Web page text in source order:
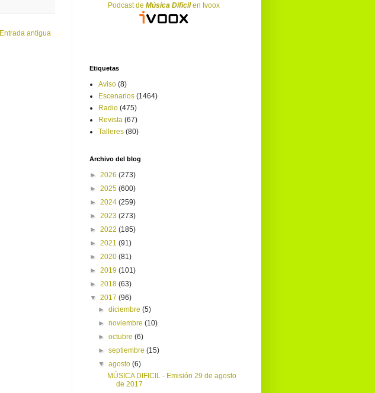
Entrada antigua
Podcast de Música Difícilen Ivoox
Etiquetas
Aviso (8)
Escenarios (1464)
Radio (475)
Revista (67)
Talleres (80)
Archivo del blog
► 2026 (273)
► 2025 (600)
► 2024 (259)
► 2023 (273)
► 2022 (185)
► 2021 (91)
► 2020 (81)
► 2019 (101)
► 2018 (63)
▼ 2017 (96)
►diciembre(5)
►noviembre(10)
►octubre(6)
►septiembre(15)
▼agosto(6)
MÚSICA DIFICIL - Emisión 29 de agosto
de 2017